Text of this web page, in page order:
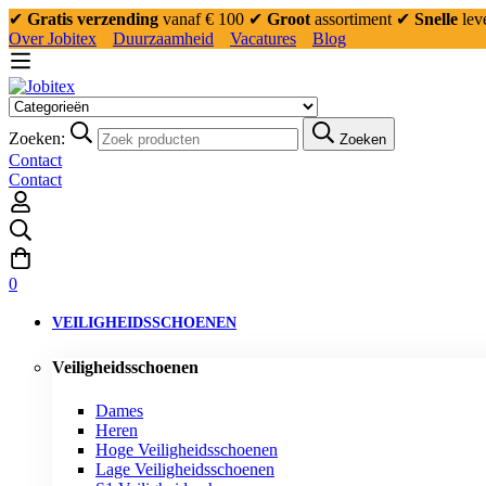
✔ Gratis verzending vanaf € 100 ✔ Groot assortiment ✔ Snelle
Over Jobitex
Duurzaamheid Vacatures Blog
Zoeken: Zoeken
Contact
Contact
0
VEILIGHEIDSSCHOENEN
Veiligheidsschoenen
Dames
Heren
Hoge Veiligheidsschoenen
Lage Veiligheidsschoenen